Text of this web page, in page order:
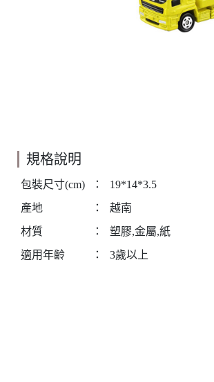
規格說明
包裝尺寸(cm) ：
19*14*3.5
產地
：
越南
材質
：
塑膠,金屬,紙
適用年齡
： 3歲以上